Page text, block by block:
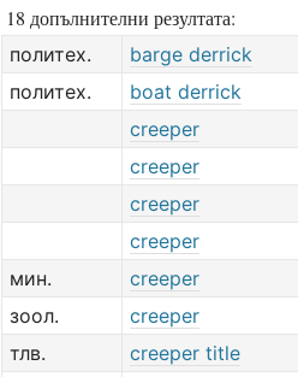
18 допълнителни резултата:
политех. barge derrick
политех.
boat derrick
creeper
creeper
creeper
creeper
мин.
creeper
зоол.
creeper
тлв.
creeper title